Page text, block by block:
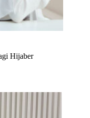
Hijaber